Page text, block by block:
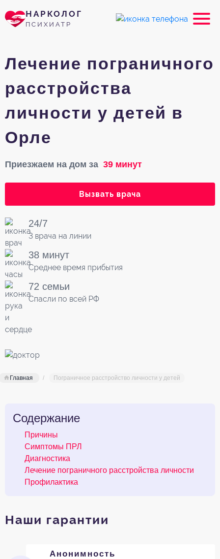
НАРКОЛОГ
ПСИХИАТР
Лечение пограничного
расстройства
личности у детей в
Орле
Приезжаем на дом за 39 минут
Вызвать врача
24/7
3 врача на линии
38 минут
Среднее время прибытия
72 семьи
Спасли по всей РФ
Главная Пограничное расстройство личности у детей
Содержание
Причины
Симптомы ПРЛ
Диагностика
Лечение пограничного расстройства личности
Профилактика
Наши гарантии
Анонимность